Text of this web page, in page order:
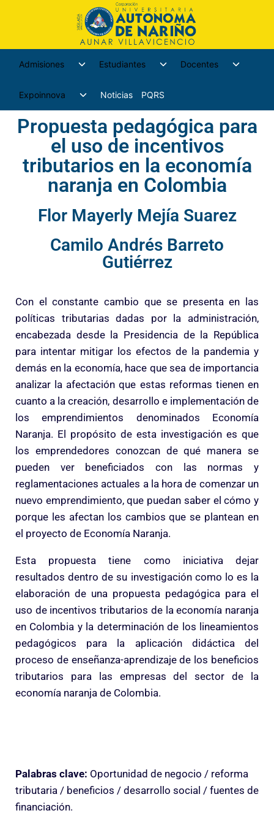
Admisiones Estudiantes Docentes
Expoinnova Noticias PQRS
Propuesta pedagógica para
el uso de incentivos
tributarios en la economía
naranja en Colombia
Flor Mayerly Mejía Suarez
Camilo Andrés Barreto
Gutiérrez
Con el constante cambio que se presenta en las
políticas tributarias dadas por la administración,
encabezada desde la Presidencia de la República
para intentar mitigar los efectos de la pandemia y
demás en la economía, hace que sea de importancia
analizar la afectación que estas reformas tienen en
cuanto a la creación, desarrollo e implementación de
los emprendimientos denominados Economía
Naranja. El propósito de esta investigación es que
los emprendedores conozcan de qué manera se
pueden ver beneficiados con las normas y
reglamentaciones actuales a la hora de comenzar un
nuevo emprendimiento, que puedan saber el cómo y
porque les afectan los cambios que se plantean en
el proyecto de Economía Naranja.
Esta propuesta tiene como iniciativa dejar
resultados dentro de su investigación como lo es la
elaboración de una propuesta pedagógica para el
uso de incentivos tributarios de la economía naranja
en Colombia y la determinación de los lineamientos
pedagógicos para la aplicación didáctica del
proceso de enseñanza-aprendizaje de los beneficios
tributarios para las empresas del sector de la
economía naranja de Colombia.
Palabras clave: Oportunidad de negocio / reforma
tributaria / beneficios / desarrollo social / fuentes de
financiación.